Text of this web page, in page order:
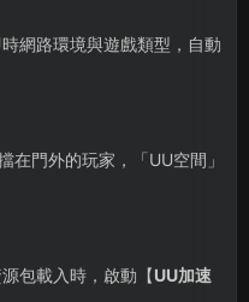
網路環境與遊戲類型，自動
在門外的玩家，「UU空間」
包載入時，啟動【UU加速